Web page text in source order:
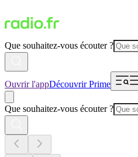
Que souhaitez-vous écouter ?
Ouvrir l'appDécouvrir Prime
Que souhaitez-vous écouter ?